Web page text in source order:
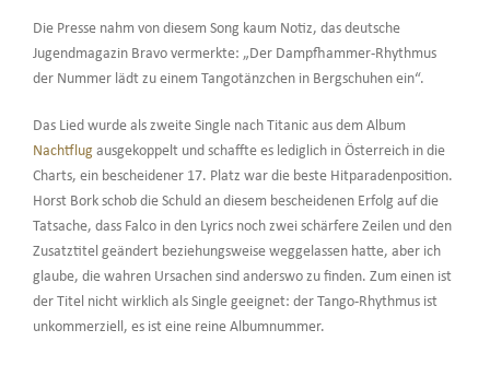
Die Presse nahm von diesem Song kaum Notiz, das deutsche
Jugendmagazin Bravo vermerkte: „Der Dampfhammer-Rhythmus
der Nummer lädt zu einem Tangotänzchen in Bergschuhen ein“.
Das Lied wurde als zweite Single nach Titanic aus dem Album
Nachtflugausgekoppelt und schaffte es lediglich in Österreich in die
Charts, ein bescheidener 17. Platz war die beste Hitparadenposition.
Horst Bork schob die Schuld an diesem bescheidenen Erfolg auf die
Tatsache, dass Falco in den Lyrics noch zwei schärfere Zeilen und den
Zusatztitel geändert beziehungsweise weggelassen hatte, aber ich
glaube, die wahren Ursachen sind anderswo zu finden. Zum einen ist
der Titel nicht wirklich als Single geeignet: der Tango-Rhythmus ist
unkommerziell, es ist eine reine Albumnummer.